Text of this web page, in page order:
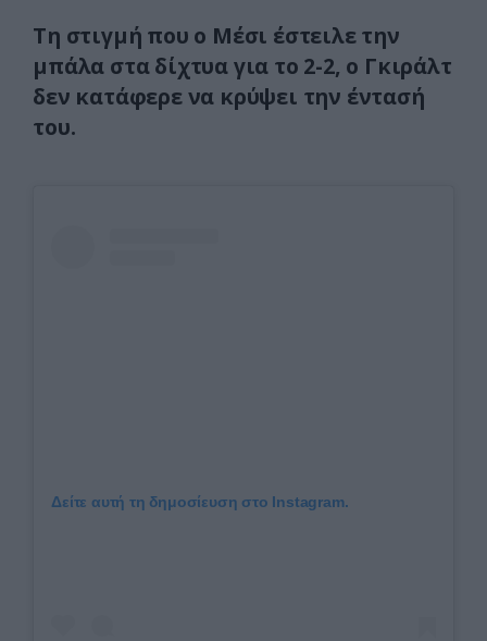
Τη στιγμή που ο Μέσι έστειλε την
μπάλα στα δίχτυα για το 2-2, ο Γκιράλτ
δεν κατάφερε να κρύψει την έντασή
του.
Δείτε αυτή τη δημοσίευση στο Instagram.